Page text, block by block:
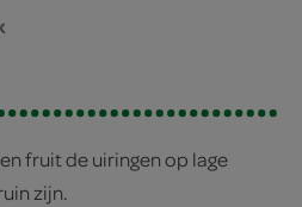
fruit de uiringen op lage
zijn.